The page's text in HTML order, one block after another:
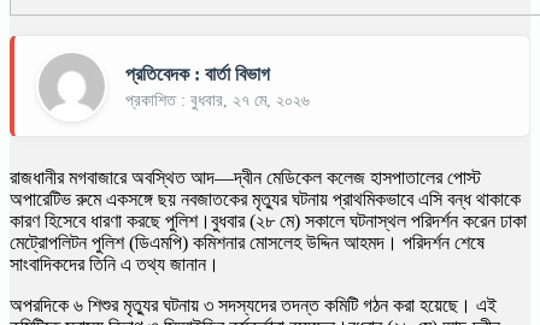
প্রতিবেদক : বার্তা বিভাগ
প্রকাশিত : বুধবার, ২৭ মে, ২০২৬
রাজধানীর মগবাজারে অবস্থিত আদ—দ্বীন মেডিকেল কলেজ হাসপাতালের পোস্ট
অপারেটিভ রুমে একসঙ্গে ছয় নবজাতকের মৃত্যুর ঘটনায় প্রাথমিকভাবে এসি বন্ধ থাকাকে
কারণ হিসেবে ধারণা করছে পুলিশ।বুধবার (২৮ মে) সকালে ঘটনাস্থল পরিদর্শন করেন ঢাকা
মেট্রোপলিটন পুলিশ (ডিএমপি) কমিশনার মোসলেহ উদ্দিন আহমদ। পরিদর্শন শেষে
সাংবাদিকদের তিনি এ তথ্য জানান।
অপরদিকে ৬ শিশুর মৃত্যুর ঘটনায় ৩ সদস্যদের তদন্ত কমিটি গঠন করা হয়েছে। এই